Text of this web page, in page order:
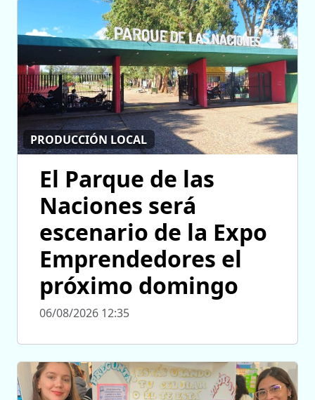
PRODUCCIÓN LOCAL
El Parque de las
Naciones será
escenario de la Expo
Emprendedores el
próximo domingo
06/08/2026 12:35